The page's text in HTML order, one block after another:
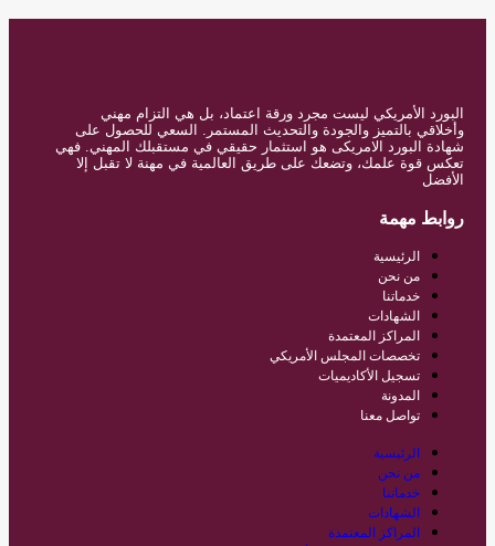
البورد الأمريكي ليست مجرد ورقة اعتماد، بل هي التزام مهني
وأخلاقي بالتميز والجودة والتحديث المستمر. السعي للحصول على
شهادة البورد الامريكى هو استثمار حقيقي في مستقبلك المهني. فهي
تعكس قوة علمك، وتضعك على طريق العالمية في مهنة لا تقبل إلا
الأفضل
روابط مهمة
الرئيسية
من نحن
خدماتنا
الشهادات
المراكز المعتمدة
تخصصات المجلس الأمريكي
تسجيل الأكاديميات
المدونة
تواصل معنا
الرئيسية
من نحن
خدماتنا
الشهادات
المراكز المعتمدة